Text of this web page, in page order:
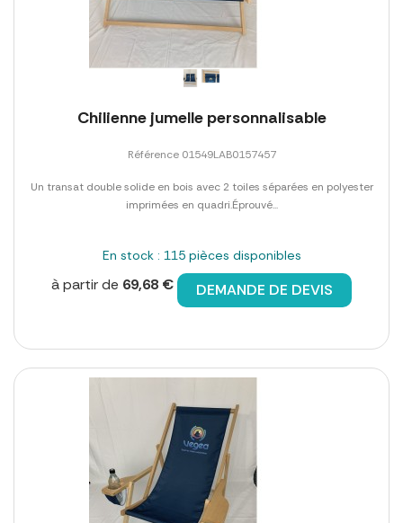
Chilienne jumelle personnalisable
Référence 01549LAB0157457
Un transat double solide en bois avec 2 toiles séparées en polyester
imprimées en quadri.Éprouvé...
En stock : 115 pièces disponibles
à partir de 69,68 € DEMANDE DE DEVIS